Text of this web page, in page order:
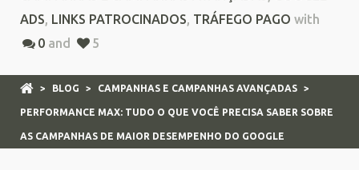
ADS, LINKS PATROCINADOS, TRÁFEGO PAGO with
0 and 5
> BLOG > CAMPANHAS E CAMPANHAS AVANÇADAS >
PERFORMANCE MAX: TUDO O QUE VOCÊ PRECISA SABER SOBRE
AS CAMPANHAS DE MAIOR DESEMPENHO DO GOOGLE